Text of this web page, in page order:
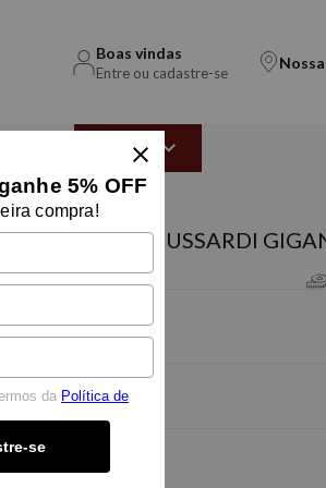
Boas vindas
Entre ou cadastre-se
OUTLET
PALLADIO TRUSSARDI
5% OFF
compra!
da Política de
se